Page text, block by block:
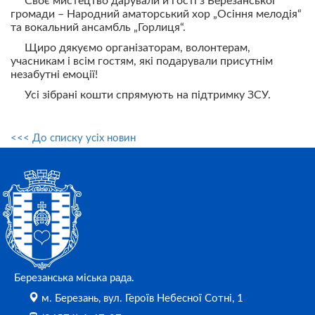
громади – Народний аматорський хор „Осіння мелодія“
та вокальний ансамбль „Горлиця“.
Щиро дякуємо організаторам, волонтерам,
учасникам і всім гостям, які подарували присутнім
незабутні емоції!
Усі зібрані кошти спрямують на підтримку ЗСУ.
<<< До списку усіх новин
Березанська міська рада.
м. Березань, вул. Героїв Небесної Сотні, 1